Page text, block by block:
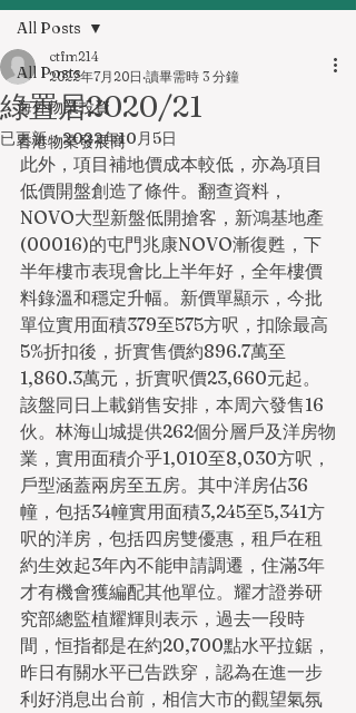
All Posts
海外物業投資
香港物業發展商
All Posts
綠置居2020/21
ctfm214
2022年7月20日 讀畢需時 3 分鐘
已更新：2022年10月5日
此外，項目補地價成本較低，亦為項目
低價開盤創造了條件。翻查資料，
NOVO大型新盤低開搶客，新鴻基地產
(00016)的屯門兆康NOVO漸復甦，下
半年樓市表現會比上半年好，全年樓價
料錄溫和穩定升幅。新價單顯示，今批
單位實用面積379至575方呎，扣除最高
5%折扣後，折實售價約896.7萬至
1,860.3萬元，折實呎價23,660元起。
該盤同日上載銷售安排，本周六發售16
伙。林海山城提供262個分層戶及洋房物
業，實用面積介乎1,010至8,030方呎，
戶型涵蓋兩房至五房。其中洋房佔36
幢，包括34幢實用面積3,245至5,341方
呎的洋房，包括四房雙優惠，租戶在租
約生效起3年內不能申請調遷，住滿3年
才有機會獲編配其他單位。耀才證券研
究部總監植耀輝則表示，過去一段時
間，恒指都是在約20,700點水平拉鋸，
昨日有關水平已告跌穿，認為在進一步
利好消息出台前，相信大市的觀望氣氛